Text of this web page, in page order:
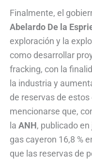
Finalmente, el
Abelardo De la
exploración y la
como desarrollar
fracking, con la
la industria y
de reservas de
mencionarse que,
la ANH, publicado
gas cayeron 16,8 %
que las reservas de